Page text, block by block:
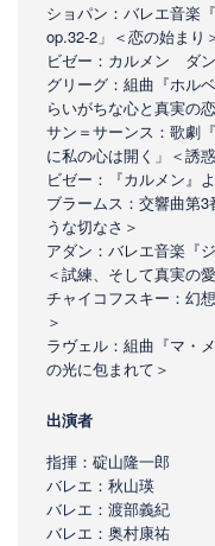
ショパン：バレエ音楽
op.32-2」＜恋の始まり
ビゼー：カルメン ダ
グリーグ：組曲『ホル
らいがちな心と真実の
サン＝サーンス：歌劇
に私の心は開く」＜誘
ビゼー：『カルメン』
ブラームス：交響曲第
うな切なさ＞
アダン：バレエ音楽『
＜試練、そして真実の
チャイコフスキー：幻
＞
ラヴェル：組曲『マ・
の光に包まれて＞
出演者
指揮：碇山隆一郎
バレエ：秋山瑛
バレエ：渡部義紀
バレエ：奥村康祐